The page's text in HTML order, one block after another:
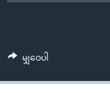
ရှာဖွေ
မျှဝေပါ